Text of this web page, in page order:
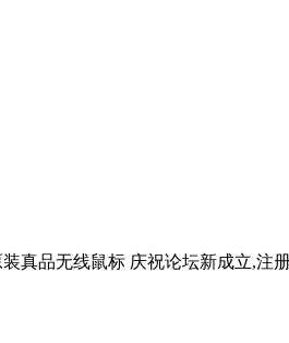
真品无线鼠标 庆祝论坛新成立,注